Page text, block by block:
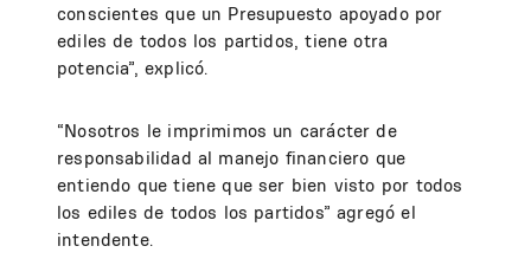
conscientes que un Presupuesto apoyado por
ediles de todos los partidos, tiene otra
potencia”, explicó.
“Nosotros le imprimimos un carácter de
responsabilidad al manejo financiero que
entiendo que tiene que ser bien visto por todos
los ediles de todos los partidos” agregó el
intendente.